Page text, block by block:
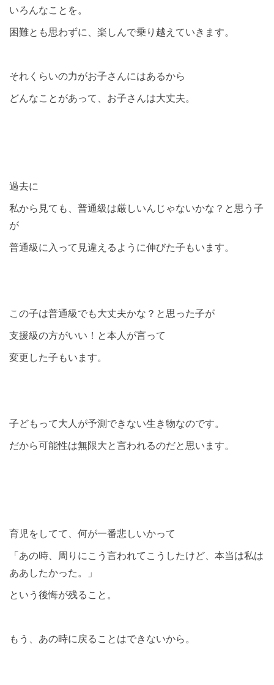
いろんなことを。
困難とも思わずに、楽しんで乗り越えていきます。
それくらいの力がお子さんにはあるから
どんなことがあって、お子さんは大丈夫。
過去に
私から見ても、普通級は厳しいんじゃないかな？と思う子
が
普通級に入って見違えるように伸びた子もいます。
この子は普通級でも大丈夫かな？と思った子が
支援級の方がいい！と本人が言って
変更した子もいます。
子どもって大人が予測できない生き物なのです。
だから可能性は無限大と言われるのだと思います。
育児をしてて、何が一番悲しいかって
「あの時、周りにこう言われてこうしたけど、本当は私は
ああしたかった。」
という後悔が残ること。
もう、あの時に戻ることはできないから。